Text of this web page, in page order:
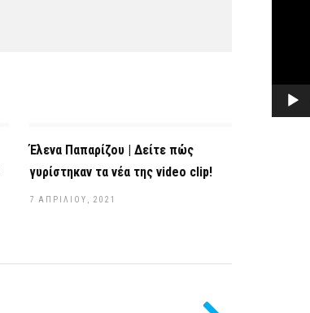
Έλενα Παπαρίζου | Δείτε πώς
γυρίστηκαν τα νέα της video clip!
7 ΑΠΡΙΛΊΟΥ, 2021